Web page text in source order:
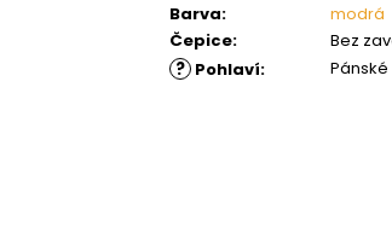
Barva:
modrá
Čepice: Bez
? Pohlaví: Pánské